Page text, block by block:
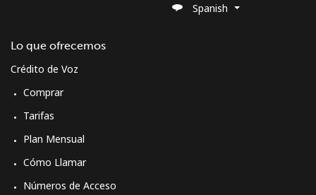
Lo que ofrecemos
Crédito de Voz
Comprar
Tarifas
Plan Mensual
Cómo Llamar
Números de Acceso
Spanish